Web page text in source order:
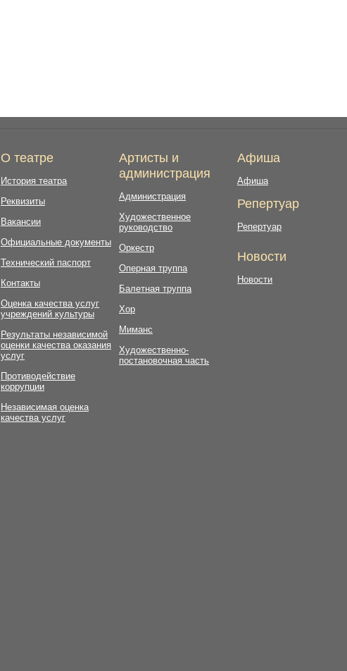
О театре
История театра
Реквизиты
Вакансии
Официальные документы
Технический паспорт
Контакты
Оценка качества услуг
учреждений культуры
Результаты независимой
оценки качества оказания
услуг
Противодействие
коррупции
Независимая оценка
качества услуг
Артисты и
администрация
Администрация
Художественное
руководство
Оркестр
Оперная труппа
Балетная труппа
Хор
Миманс
Художественно-
постановочная часть
Афиша
Афиша
Репертуар
Репертуар
Новости
Новости